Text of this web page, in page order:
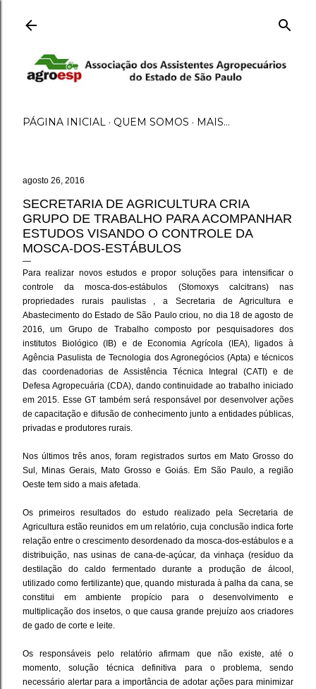
PÁGINA INICIAL QUEM SOMOS MAIS…
agosto 26, 2016
SECRETARIA DE AGRICULTURA CRIA
GRUPO DE TRABALHO PARA ACOMPANHAR
ESTUDOS VISANDO O CONTROLE DA
MOSCA-DOS-ESTÁBULOS
Para realizar novos estudos e propor soluções para intensificar o
controle da mosca-dos-estábulos (Stomoxys calcitrans) nas
propriedades rurais paulistas , a Secretaria de Agricultura e
Abastecimento do Estado de São Paulo criou, no dia 18 de agosto de
2016, um Grupo de Trabalho composto por pesquisadores dos
institutos Biológico (IB) e de Economia Agrícola (IEA), ligados à
Agência Pasulista de Tecnologia dos Agronegócios (Apta) e técnicos
das coordenadorias de Assistência Técnica Integral (CATI) e de
Defesa Agropecuária (CDA), dando continuidade ao trabalho iniciado
em 2015. Esse GT também será responsável por desenvolver ações
de capacitação e difusão de conhecimento junto a entidades públicas,
privadas e produtores rurais.
Nos últimos três anos, foram registrados surtos em Mato Grosso do
Sul, Minas Gerais, Mato Grosso e Goiás. Em São Paulo, a região
Oeste tem sido a mais afetada.
Os primeiros resultados do estudo realizado pela Secretaria de
Agricultura estão reunidos em um relatório, cuja conclusão indica forte
relação entre o crescimento desordenado da mosca-dos-estábulos e a
distribuição, nas usinas de cana-de-açúcar, da vinhaça (resíduo da
destilação do caldo fermentado durante a produção de álcool,
utilizado como fertilizante) que, quando misturada à palha da cana, se
constitui em ambiente propício para o desenvolvimento e
multiplicação dos insetos, o que causa grande prejuízo aos criadores
de gado de corte e leite.
Os responsáveis pelo relatório afirmam que não existe, até o
momento, solução técnica definitiva para o problema, sendo
necessário alertar para a importância de adotar ações para minimizar